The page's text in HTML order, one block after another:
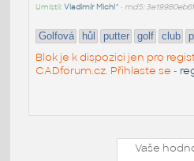
Umístil:Vladimír Michl^ • md5:
Golfová hůl putter golf club
Blok je k dispozici jen pro
CADforum.cz. Přihlaste se -
Vaše